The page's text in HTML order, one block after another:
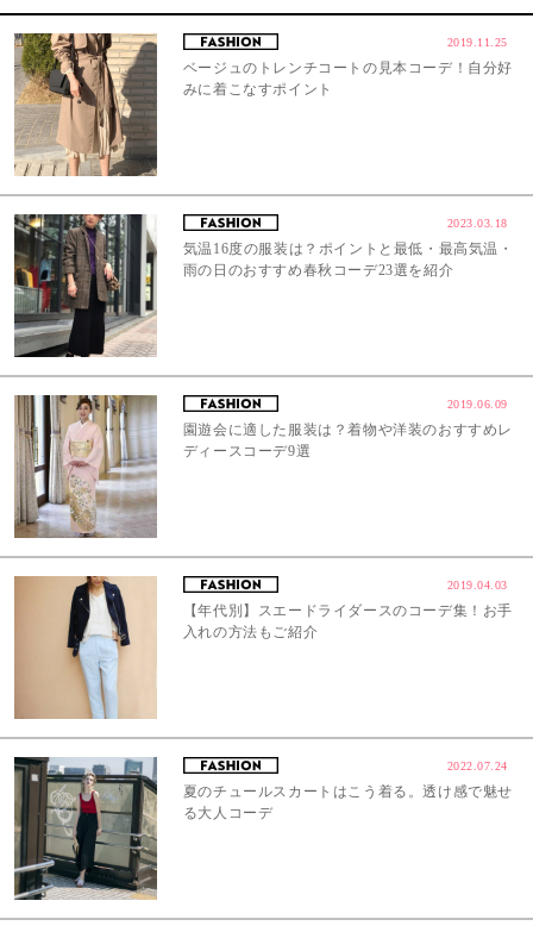
2019.11.25
ベージュのトレンチコートの見本コーデ！自分好
みに着こなすポイント
2023.03.18
気温16度の服装は？ポイントと最低・最高気温・
雨の日のおすすめ春秋コーデ23選を紹介
2019.06.09
園遊会に適した服装は？着物や洋装のおすすめレ
ディースコーデ9選
2019.04.03
【年代別】スエードライダースのコーデ集！お手
入れの方法もご紹介
2022.07.24
夏のチュールスカートはこう着る。透け感で魅せ
る大人コーデ